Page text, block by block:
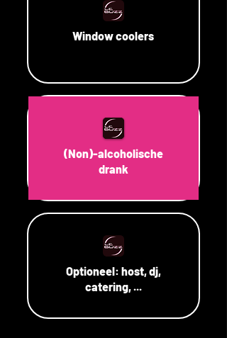
Window coolers
(Non)-alcoholische
drank
Optioneel: host, dj,
catering, ...